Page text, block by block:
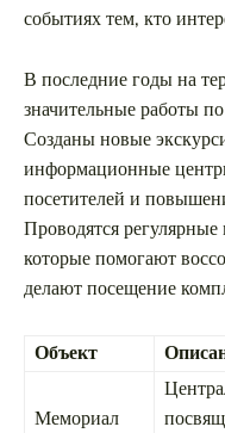
событиях тем, кто
В последние годы на
значительные работы
Созданы новые
информационные
посетителей и
Проводятся
которые помогают
делают посещение
Объект
Мемориал